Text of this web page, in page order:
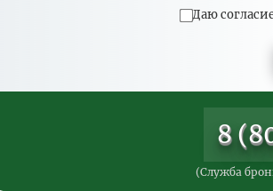
Даю
8
(Служба